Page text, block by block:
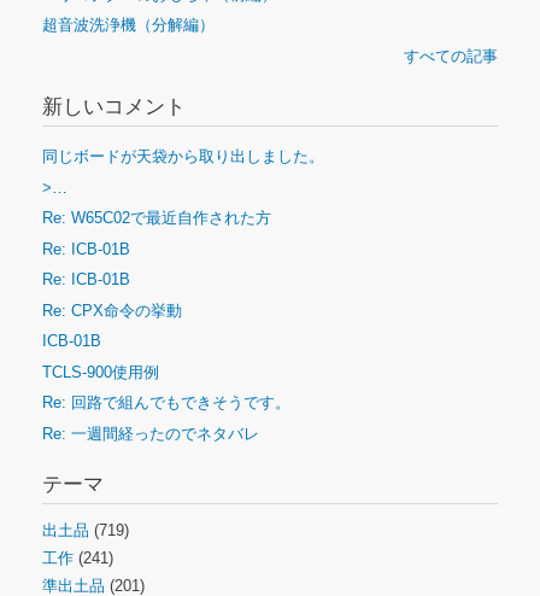
超音波洗浄機（分解編）
すべての記事
新しいコメント
同じボードが天袋から取り出しました。
>…
Re: W65C02で最近自作された方
Re: ICB-01B
Re: ICB-01B
Re: CPX命令の挙動
ICB-01B
TCLS-900使用例
Re: 回路で組んでもできそうです。
Re: 一週間経ったのでネタバレ
テーマ
出土品 (719)
工作 (241)
準出土品 (201)